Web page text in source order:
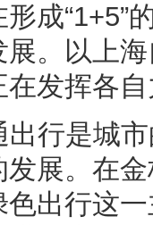
成“1+5”
。以上
发挥各
行是城
展。在
出行这